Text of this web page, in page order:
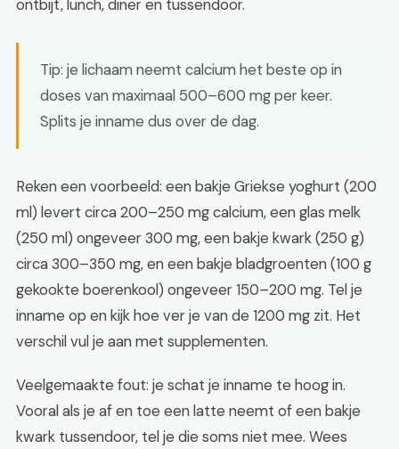
ontbijt, lunch, diner en tussendoor.
Tip: je lichaam neemt calcium het beste op in
doses van maximaal 500–600 mg per keer.
Splits je inname dus over de dag.
Reken een voorbeeld: een bakje Griekse yoghurt (200
ml) levert circa 200–250 mg calcium, een glas melk
(250 ml) ongeveer 300 mg, een bakje kwark (250 g)
circa 300–350 mg, en een bakje bladgroenten (100 g
gekookte boerenkool) ongeveer 150–200 mg. Tel je
inname op en kijk hoe ver je van de 1200 mg zit. Het
verschil vul je aan met supplementen.
Veelgemaakte fout: je schat je inname te hoog in.
Vooral als je af en toe een latte neemt of een bakje
kwark tussendoor, tel je die soms niet mee. Wees